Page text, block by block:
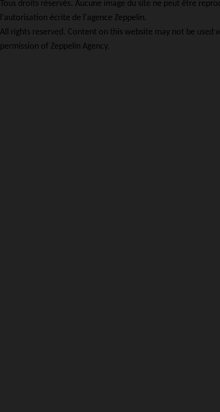
Tous droits réservés. Aucune image du site ne peut être
l'autorisation écrite de l'agence Zeppelin.
All rights reserved. Content on this website may not be used
permission of Zeppelin Agency.